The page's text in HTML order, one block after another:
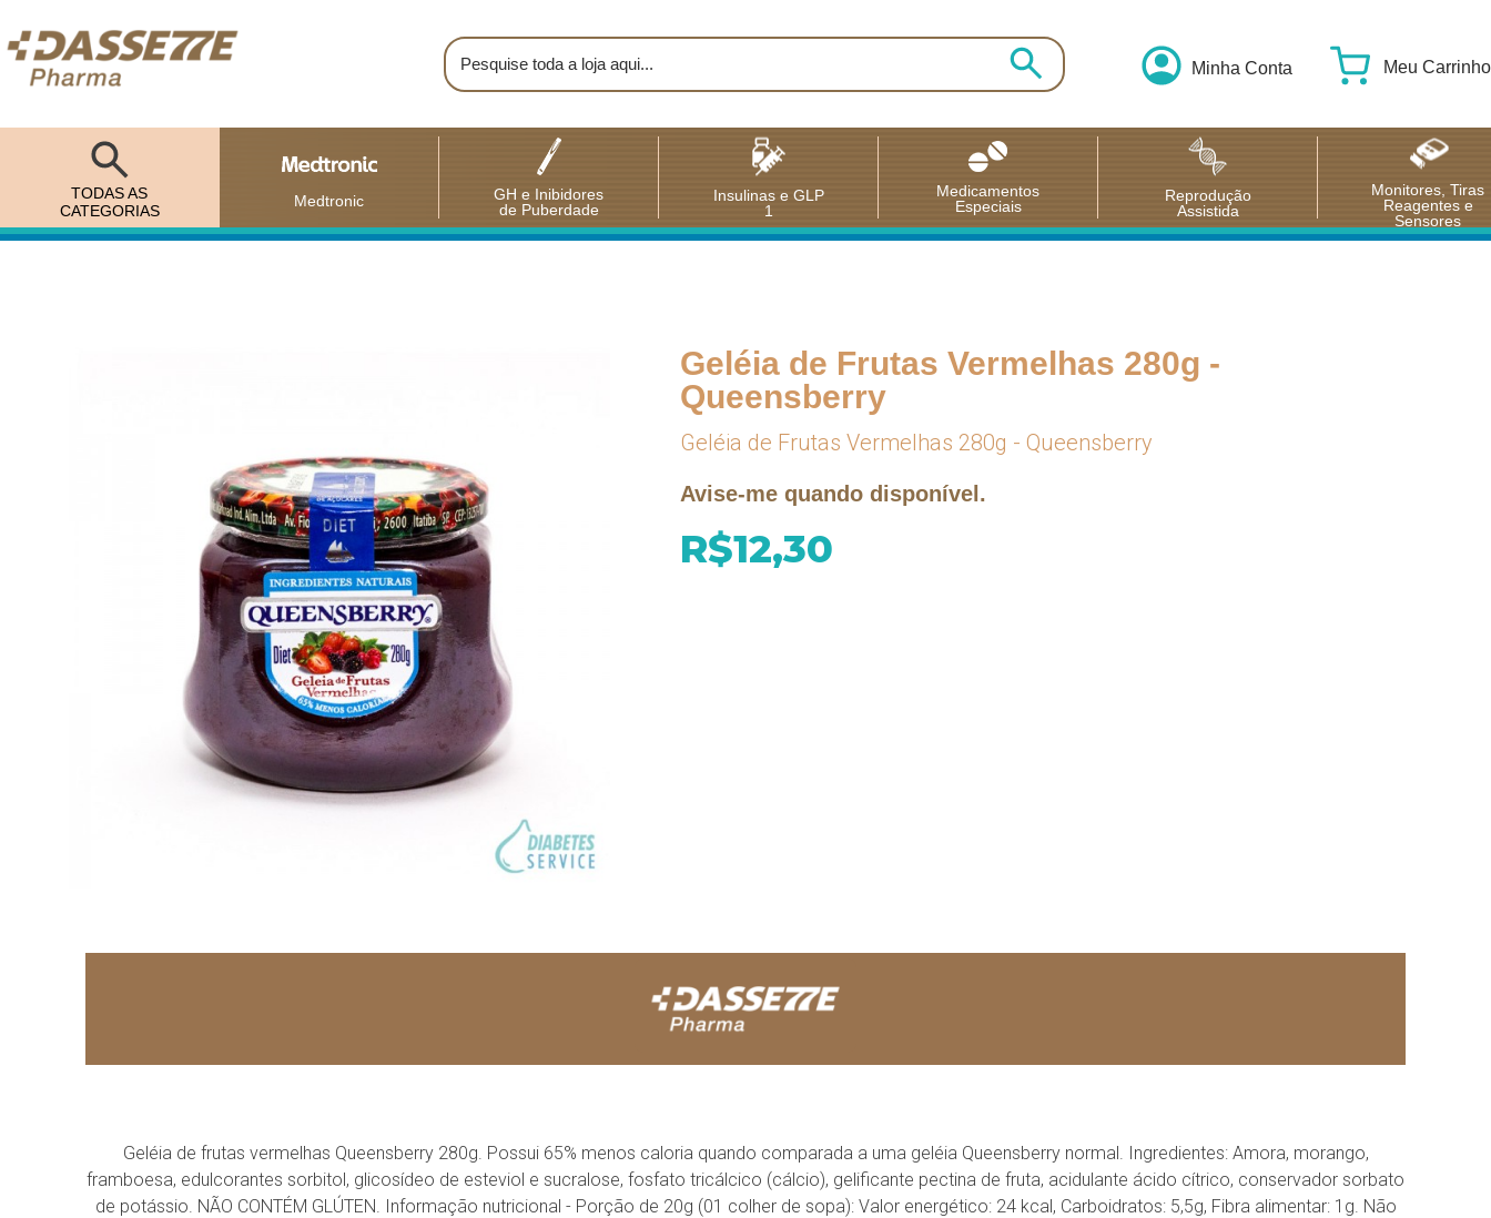
Minha Conta Meu Carrinho
TODAS AS
CATEGORIAS
Medtronic
GH e Inibidores
de Puberdade
Insulinas e GLP
1
Medicamentos
Especiais
Reprodução
Assistida
Monitores, Tiras
Reagentes e
Sensores
Geléia de Frutas Vermelhas 280g -
Queensberry
Geléia de Frutas Vermelhas 280g - Queensberry
Avise-me quando disponível.
R$12,30
Geléia de frutas vermelhas Queensberry 280g. Possui 65% menos caloria quando comparada a uma geléia Queensberry normal. Ingredientes: Amora, morango,
framboesa, edulcorantes sorbitol, glicosídeo de esteviol e sucralose, fosfato tricálcico (cálcio), gelificante pectina de fruta, acidulante ácido cítrico, conservador sorbato
de potássio. NÃO CONTÉM GLÚTEN. Informação nutricional - Porção de 20g (01 colher de sopa): Valor energético: 24 kcal, Carboidratos: 5,5g, Fibra alimentar: 1g. Não